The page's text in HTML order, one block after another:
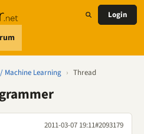
Login
Machine Learning › Thread
2011-03-07 19:11#2093179